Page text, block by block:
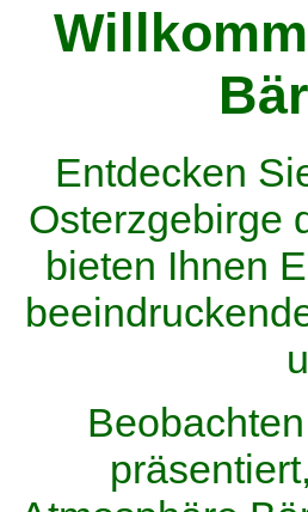
Entdecken
Osterzgebirge
bieten Ihnen